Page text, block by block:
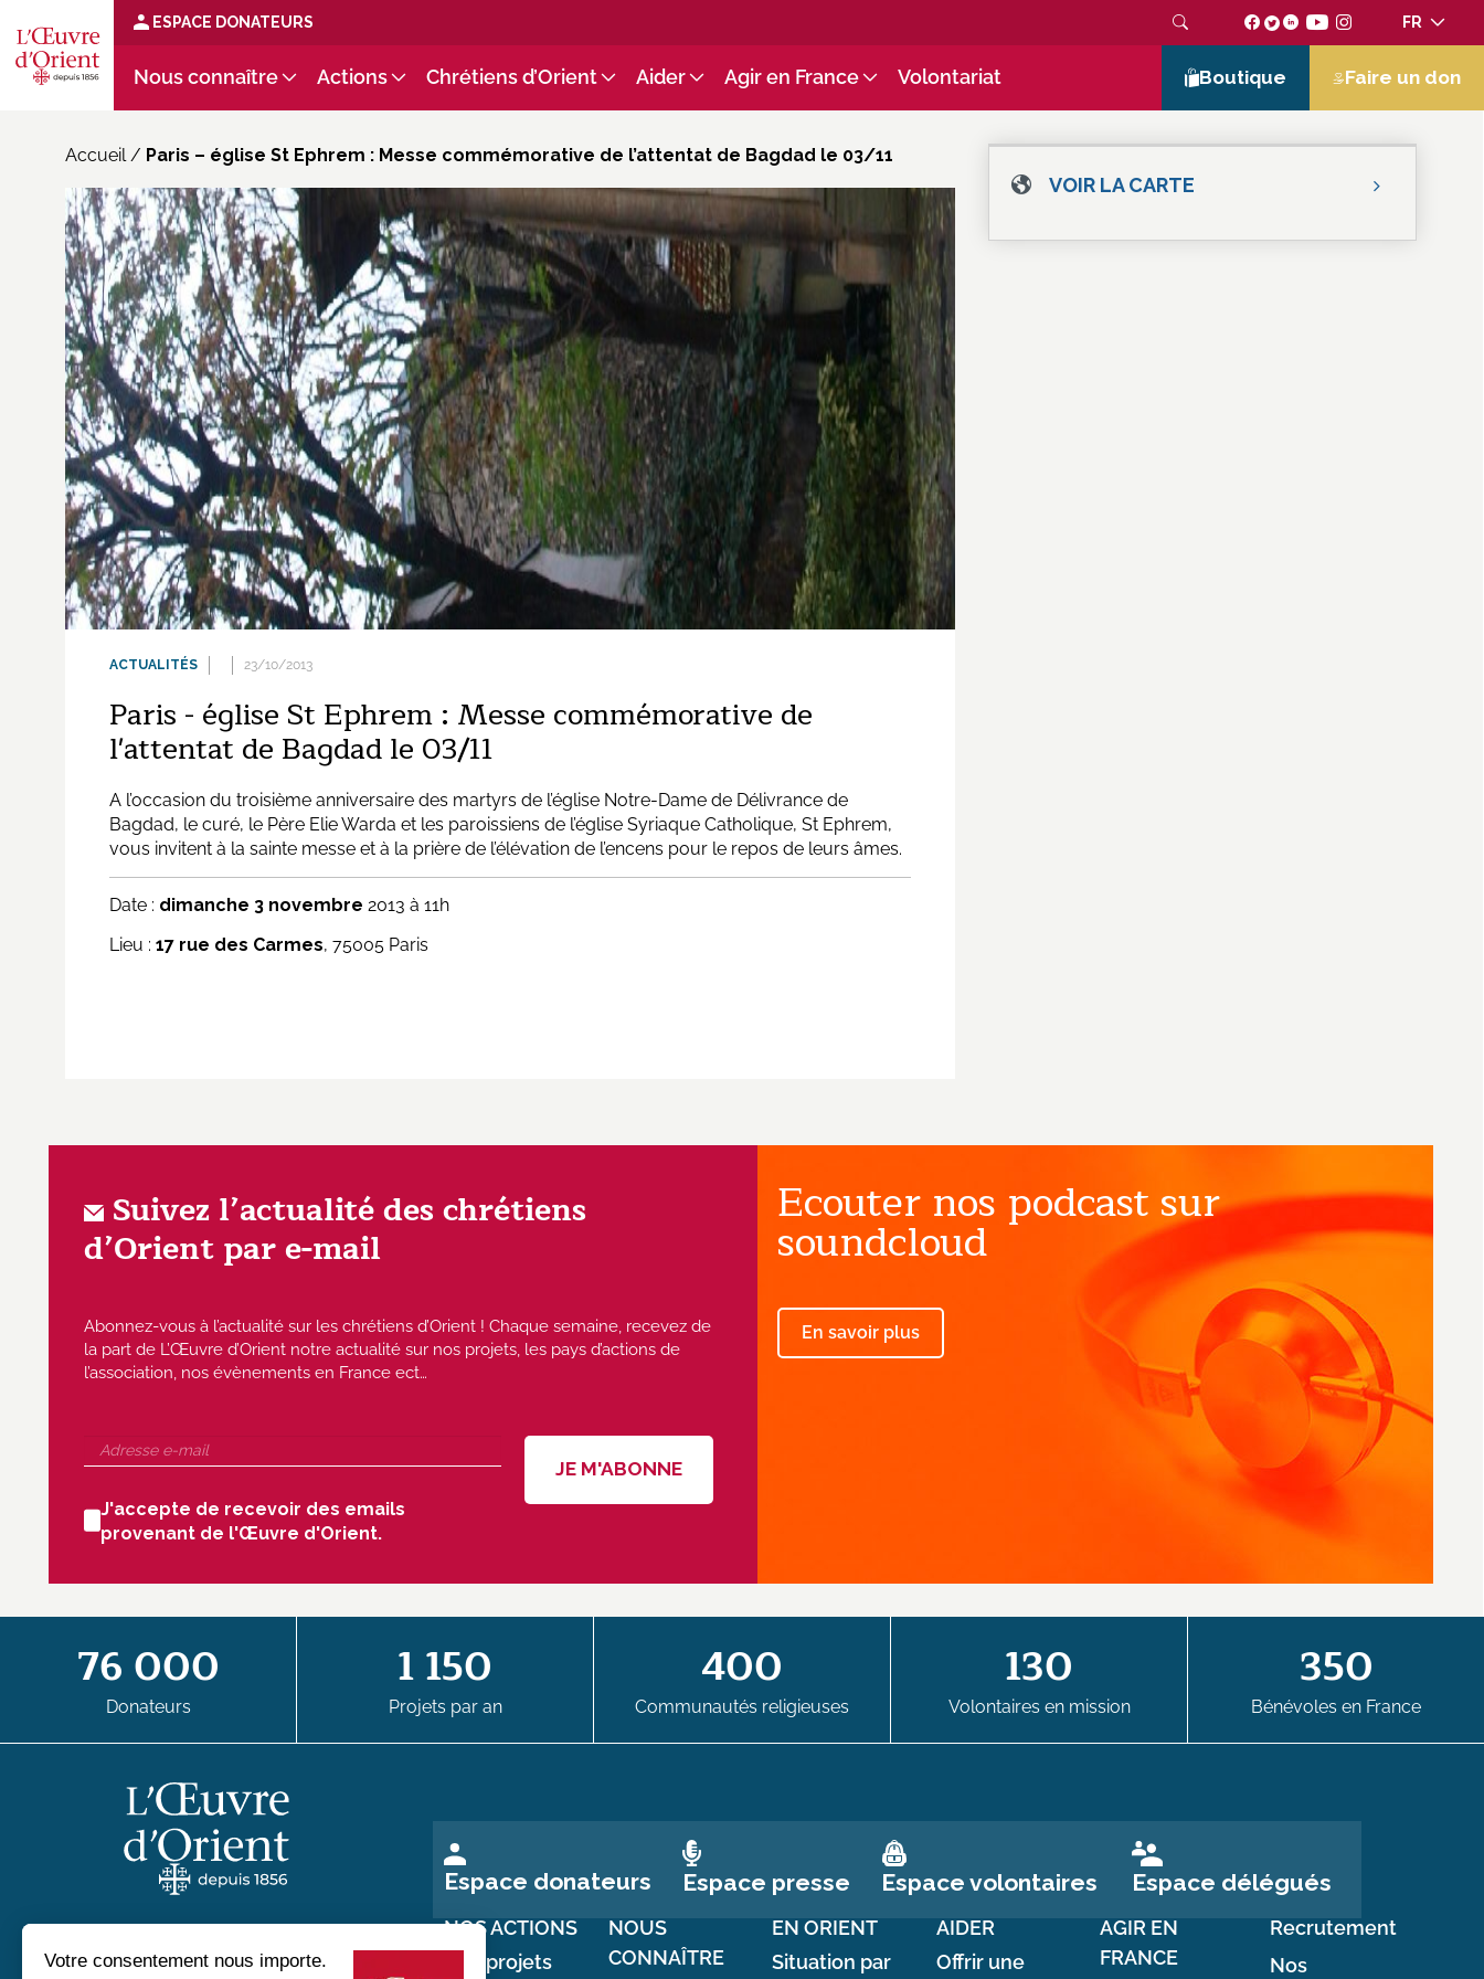
ESPACE DONATEURS FR
Nous connaître Actions Chrétiens d’Orient Aider Agir en France Volontariat Boutique Faire un don
Accueil/ Paris – église St Ephrem : Messe commémorative de l’attentat de Bagdad le 03/11
ACTUALITÉS 23/10/2013
Paris - église St Ephrem : Messe commémorative de
l'attentat de Bagdad le 03/11
A l’occasion du troisième anniversaire des martyrs de l’église Notre-Dame de Délivrance de
Bagdad, le curé, le Père Elie Warda et les paroissiens de l’église Syriaque Catholique, St Ephrem,
vous invitent à la sainte messe et à la prière de l’élévation de l’encens pour le repos de leurs âmes.
Date : dimanche 3 novembre 2013 à 11h
Lieu : 17 rue des Carmes, 75005 Paris
VOIR LA CARTE
Suivez l’actualité des chrétiens
d’Orient par e-mail
Abonnez-vous à l’actualité sur les chrétiens d’Orient ! Chaque semaine, recevez de
la part de L’Œuvre d’Orient notre actualité sur nos projets, les pays d’actions de
l’association, nos évènements en France ect…
J'accepte de recevoir des emails
provenant de l'Œuvre d'Orient.
Ecouter nos podcast sur
soundcloud
En savoir plus
76 000
Donateurs
1 150
Projets par an
400
Communautés religieuses
130
Volontaires en mission
350
Bénévoles en France
Espace donateurs Espace presse Espace volontaires Espace délégués
NOS ACTIONS
Nos projets
NOUS
CONNAÎTRE
EN ORIENT
Situation par
AIDER
Offrir une
AGIR EN
FRANCE
Recrutement
Nos